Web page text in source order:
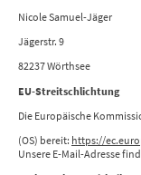
Nicole Samuel-Jäger
Jägerstr. 9
82237 Wörthsee
EU-Streitschlichtung
Die Europäische
(OS) bereit: https://
Unsere E-Mail-Adresse